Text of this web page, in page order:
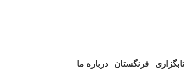
فرنگستان درباره ما